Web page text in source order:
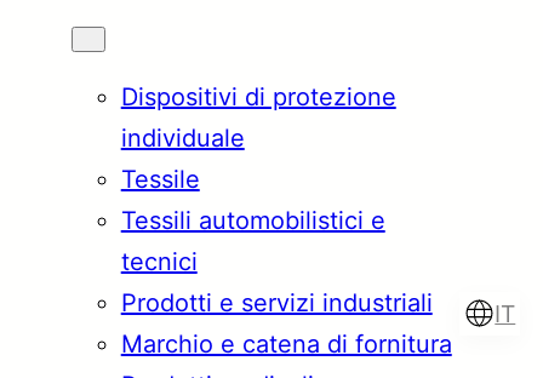
Dispositivi di protezione
individuale
Tessile
Tessili automobilistici e
tecnici
Prodotti e servizi industriali
Marchio e catena di fornitura
IT